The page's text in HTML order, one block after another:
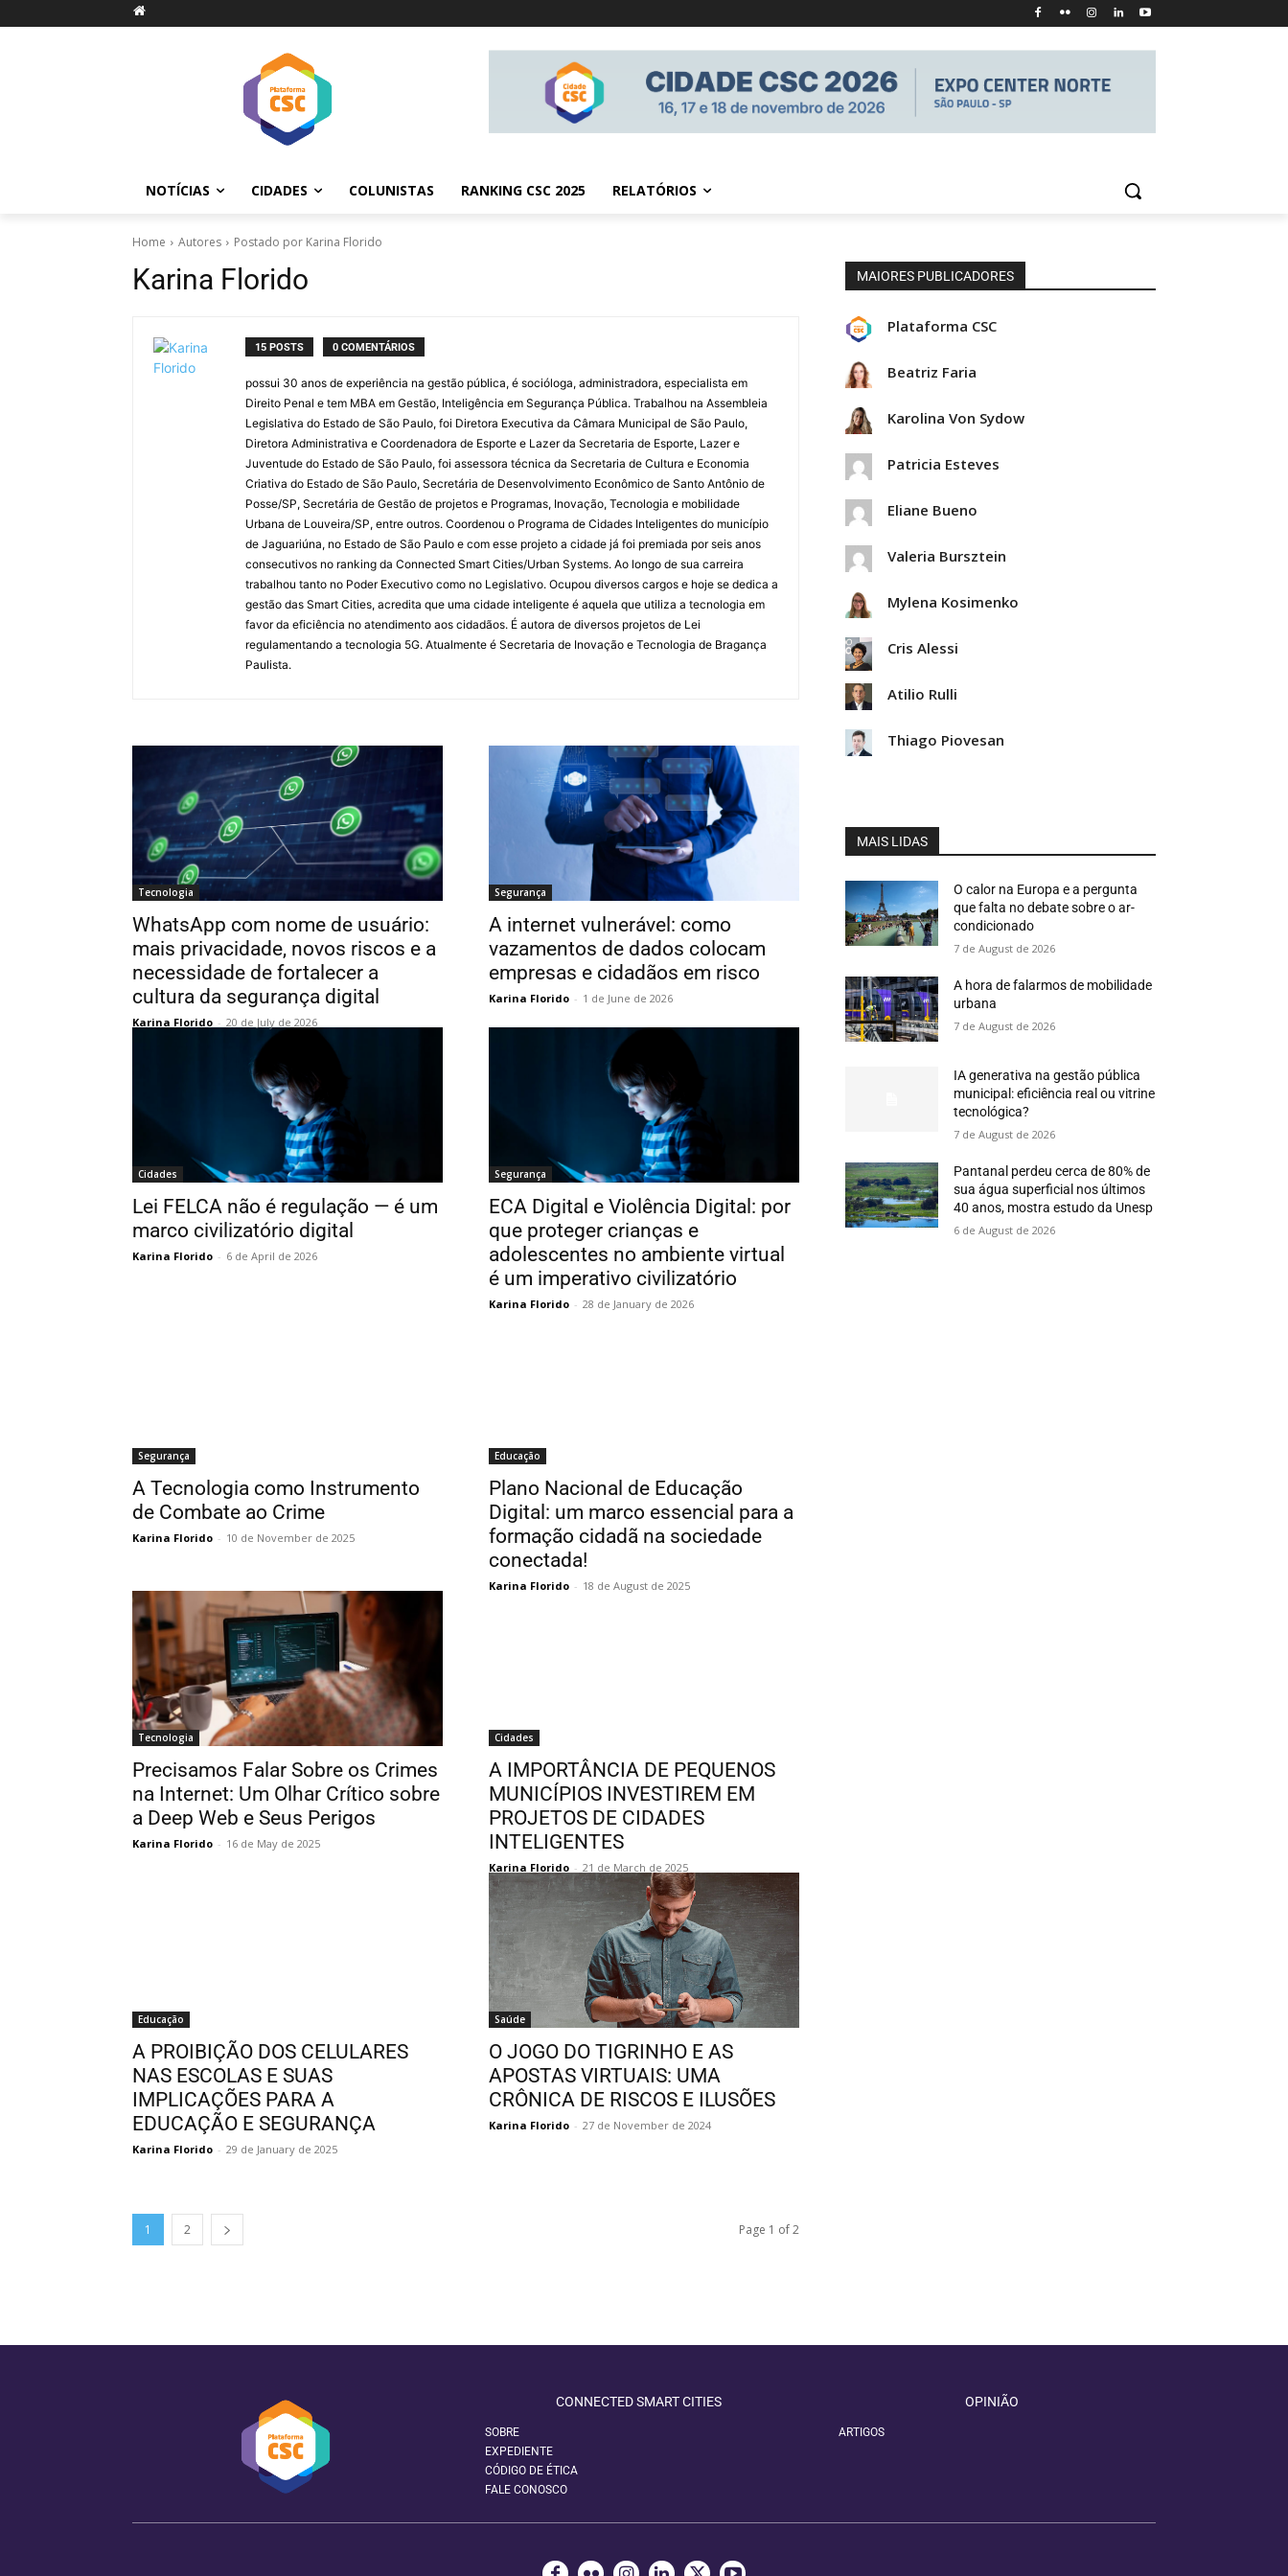
NOTÍCIAS CIDADES COLUNISTAS RANKING CSC 2025 RELATÓRIOS
Home Autores Postado por Karina Florido
Karina Florido
15 POSTS 0 COMENTÁRIOS
possui 30 anos de experiência na gestão pública, é socióloga, administradora, especialista em
Direito Penal e tem MBA em Gestão, Inteligência em Segurança Pública. Trabalhou na Assembleia
Legislativa do Estado de São Paulo, foi Diretora Executiva da Câmara Municipal de São Paulo,
Diretora Administrativa e Coordenadora de Esporte e Lazer da Secretaria de Esporte, Lazer e
Juventude do Estado de São Paulo, foi assessora técnica da Secretaria de Cultura e Economia
Criativa do Estado de São Paulo, Secretária de Desenvolvimento Econômico de Santo Antônio de
Posse/SP, Secretária de Gestão de projetos e Programas, Inovação, Tecnologia e mobilidade
Urbana de Louveira/SP, entre outros. Coordenou o Programa de Cidades Inteligentes do município
de Jaguariúna, no Estado de São Paulo e com esse projeto a cidade já foi premiada por seis anos
consecutivos no ranking da Connected Smart Cities/Urban Systems. Ao longo de sua carreira
trabalhou tanto no Poder Executivo como no Legislativo. Ocupou diversos cargos e hoje se dedica a
gestão das Smart Cities, acredita que uma cidade inteligente é aquela que utiliza a tecnologia em
favor da eficiência no atendimento aos cidadãos. É autora de diversos projetos de Lei
regulamentando a tecnologia 5G. Atualmente é Secretaria de Inovação e Tecnologia de Bragança
Paulista.
Tecnologia
WhatsApp com nome de usuário:
mais privacidade, novos riscos e a
necessidade de fortalecer a
cultura da segurança digital
Karina Florido - 20 de July de 2026
Segurança
A internet vulnerável: como
vazamentos de dados colocam
empresas e cidadãos em risco
Karina Florido - 1 de June de 2026
Cidades
Lei FELCA não é regulação — é um
marco civilizatório digital
Karina Florido - 6 de April de 2026
Segurança
ECA Digital e Violência Digital: por
que proteger crianças e
adolescentes no ambiente virtual
é um imperativo civilizatório
Karina Florido - 28 de January de 2026
Segurança
A Tecnologia como Instrumento
de Combate ao Crime
Karina Florido - 10 de November de 2025
Educação
Plano Nacional de Educação
Digital: um marco essencial para a
formação cidadã na sociedade
conectada!
Karina Florido - 18 de August de 2025
Tecnologia
Precisamos Falar Sobre os Crimes
na Internet: Um Olhar Crítico sobre
a Deep Web e Seus Perigos
Karina Florido - 16 de May de 2025
Cidades
A IMPORTÂNCIA DE PEQUENOS
MUNICÍPIOS INVESTIREM EM
PROJETOS DE CIDADES
INTELIGENTES
Karina Florido - 21 de March de 2025
Educação
A PROIBIÇÃO DOS CELULARES
NAS ESCOLAS E SUAS
IMPLICAÇÕES PARA A
EDUCAÇÃO E SEGURANÇA
Karina Florido - 29 de January de 2025
Saúde
O JOGO DO TIGRINHO E AS
APOSTAS VIRTUAIS: UMA
CRÔNICA DE RISCOS E ILUSÕES
Karina Florido - 27 de November de 2024
1 2 Page 1 of 2
MAIORES PUBLICADORES
Plataforma CSC
Beatriz Faria
Karolina Von Sydow
Patricia Esteves
Eliane Bueno
Valeria Bursztein
Mylena Kosimenko
Cris Alessi
Atilio Rulli
Thiago Piovesan
MAIS LIDAS
O calor na Europa e a pergunta
que falta no debate sobre o ar-
condicionado
7 de August de 2026
A hora de falarmos de mobilidade
urbana
7 de August de 2026
IA generativa na gestão pública
municipal: eficiência real ou vitrine
tecnológica?
7 de August de 2026
Pantanal perdeu cerca de 80% de
sua água superficial nos últimos
40 anos, mostra estudo da Unesp
6 de August de 2026
CONNECTED SMART CITIES
SOBRE
EXPEDIENTE
CÓDIGO DE ÉTICA
FALE CONOSCO
OPINIÃO
ARTIGOS